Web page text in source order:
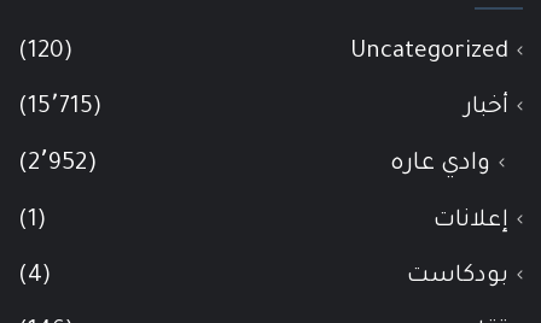
Uncategorized
(120)
أخبار (15٬715)
وادي عاره (2٬952)
إعلانات (1)
بودكاست (4)